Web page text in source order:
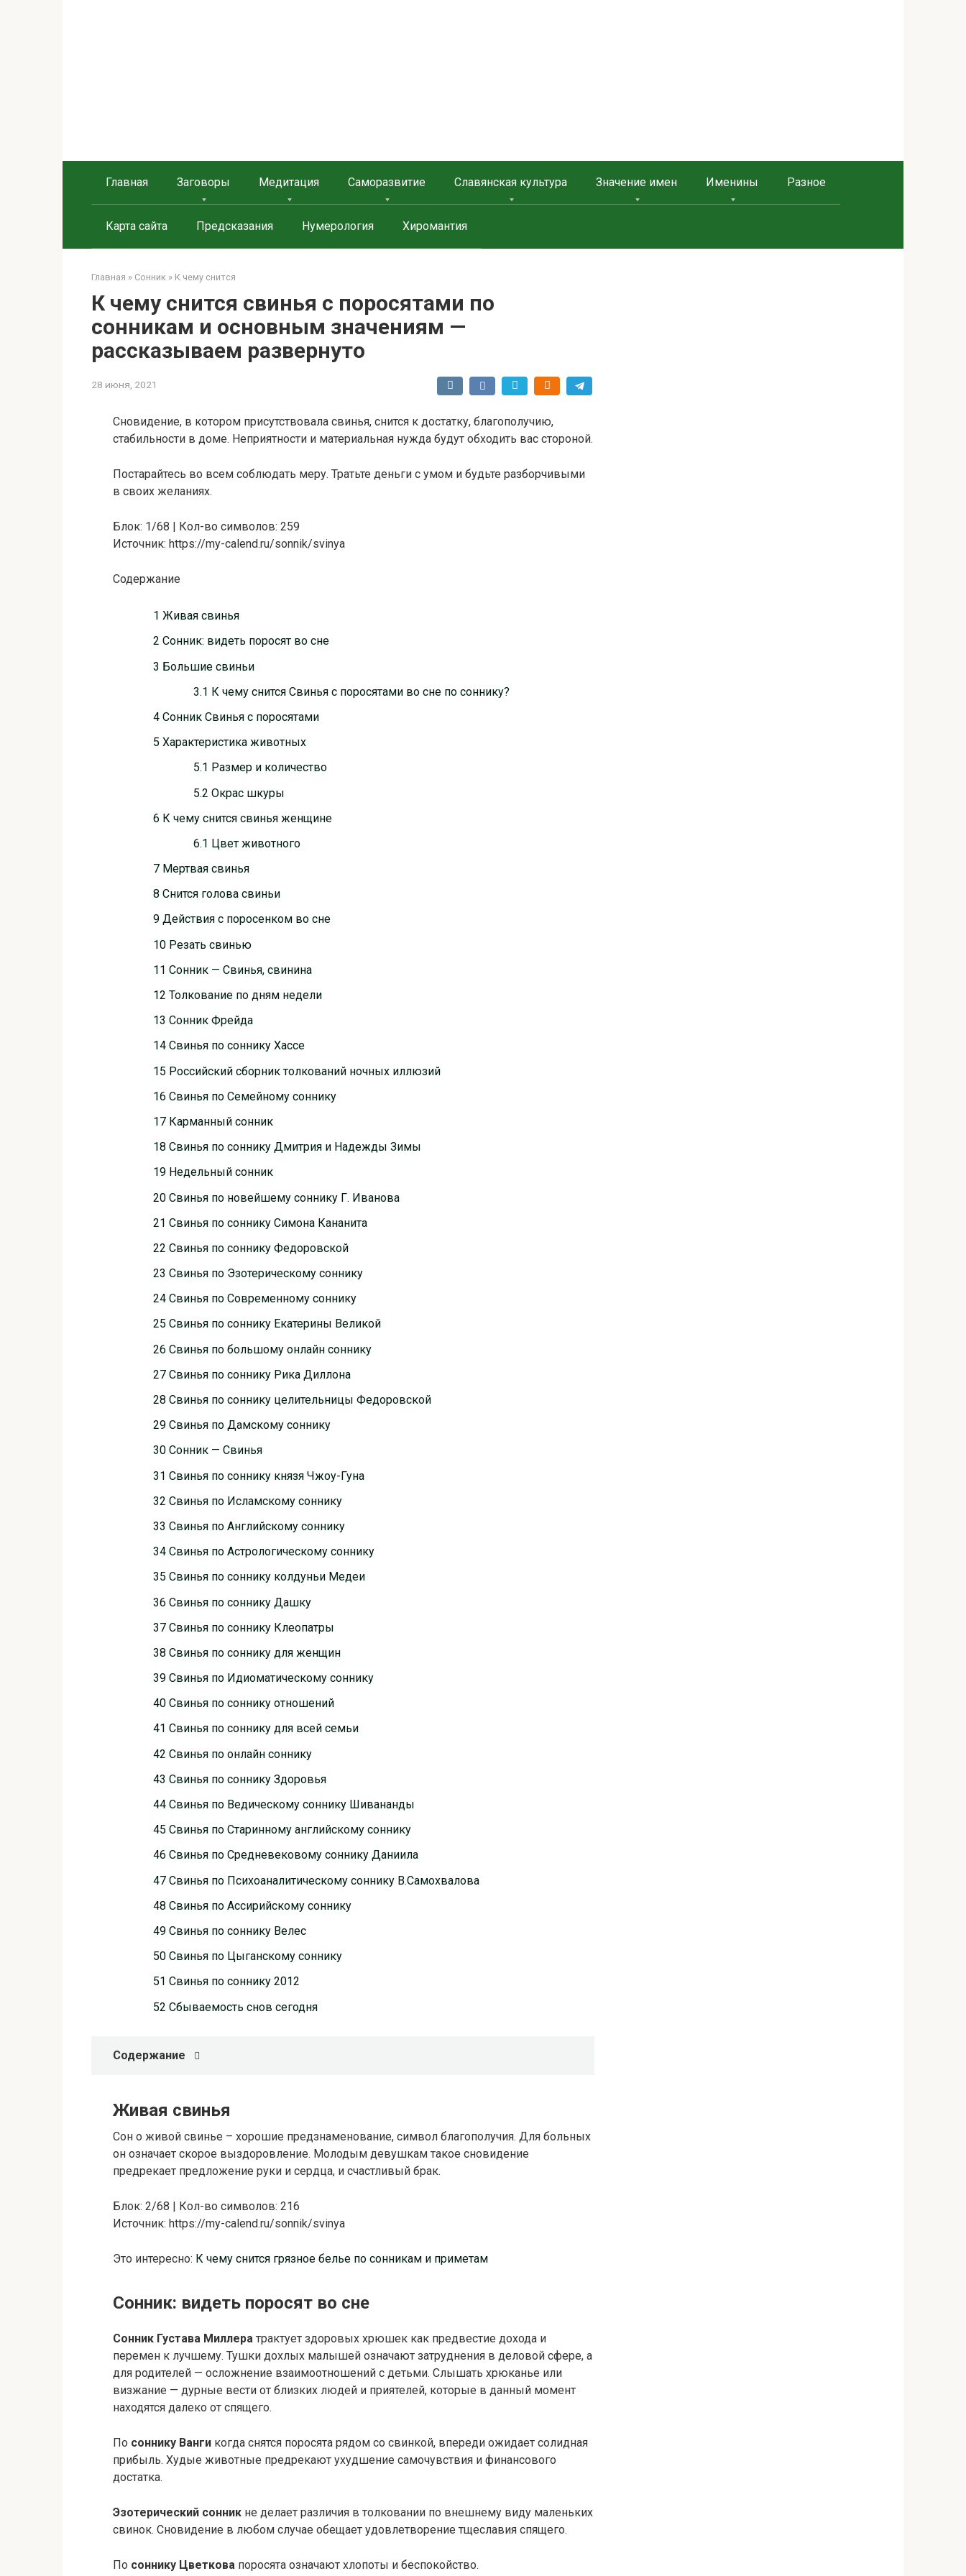
Главная Заговоры Медитация Саморазвитие Славянская культура Значение имен Именины Разное
Карта сайта Предсказания Нумерология Хиромантия
Главная » Сонник » К чему снится
К чему снится свинья с поросятами по
сонникам и основным значениям —
рассказываем развернуто
28 июня, 2021
Сновидение, в котором присутствовала свинья, снится к достатку, благополучию,
стабильности в доме. Неприятности и материальная нужда будут обходить вас стороной.
Постарайтесь во всем соблюдать меру. Тратьте деньги с умом и будьте разборчивыми
в своих желаниях.
Блок: 1/68 | Кол-во символов: 259
Источник: https://my-calend.ru/sonnik/svinya
Содержание
1 Живая свинья
2 Сонник: видеть поросят во сне
3 Большие свиньи
3.1 К чему снится Свинья с поросятами во сне по соннику?
4 Сонник Свинья с поросятами
5 Характеристика животных
5.1 Размер и количество
5.2 Окрас шкуры
6 К чему снится свинья женщине
6.1 Цвет животного
7 Мертвая свинья
8 Снится голова свиньи
9 Действия с поросенком во сне
10 Резать свинью
11 Сонник — Свинья, свинина
12 Толкование по дням недели
13 Сонник Фрейда
14 Свинья по соннику Хассе
15 Российский сборник толкований ночных иллюзий
16 Свинья по Семейному соннику
17 Карманный сонник
18 Свинья по соннику Дмитрия и Надежды Зимы
19 Недельный сонник
20 Свинья по новейшему соннику Г. Иванова
21 Свинья по соннику Симона Кананита
22 Свинья по соннику Федоровской
23 Свинья по Эзотерическому соннику
24 Свинья по Современному соннику
25 Свинья по соннику Екатерины Великой
26 Свинья по большому онлайн соннику
27 Свинья по соннику Рика Диллона
28 Свинья по соннику целительницы Федоровской
29 Свинья по Дамскому соннику
30 Сонник — Свинья
31 Свинья по соннику князя Чжоу-Гуна
32 Свинья по Исламскому соннику
33 Свинья по Английскому соннику
34 Свинья по Астрологическому соннику
35 Свинья по соннику колдуньи Медеи
36 Свинья по соннику Дашку
37 Свинья по соннику Клеопатры
38 Свинья по соннику для женщин
39 Свинья по Идиоматическому соннику
40 Свинья по соннику отношений
41 Свинья по соннику для всей семьи
42 Свинья по онлайн соннику
43 Свинья по соннику Здоровья
44 Свинья по Ведическому соннику Шивананды
45 Свинья по Старинному английскому соннику
46 Свинья по Средневековому соннику Даниила
47 Свинья по Психоаналитическому соннику В.Самохвалова
48 Свинья по Ассирийскому соннику
49 Свинья по соннику Велес
50 Свинья по Цыганскому соннику
51 Свинья по соннику 2012
52 Сбываемость снов сегодня
Содержание
Живая свинья
Сон о живой свинье – хорошие предзнаменование, символ благополучия. Для больных
он означает скорое выздоровление. Молодым девушкам такое сновидение
предрекает предложение руки и сердца, и счастливый брак.
Блок: 2/68 | Кол-во символов: 216
Источник: https://my-calend.ru/sonnik/svinya
Это интересно: К чему снится грязное белье по сонникам и приметам
Сонник: видеть поросят во сне
Сонник Густава Миллера трактует здоровых хрюшек как предвестие дохода и
перемен к лучшему. Тушки дохлых малышей означают затруднения в деловой сфере, а
для родителей — осложнение взаимоотношений с детьми. Слышать хрюканье или
визжание — дурные вести от близких людей и приятелей, которые в данный момент
находятся далеко от спящего.
По соннику Ванги когда снятся поросята рядом со свинкой, впереди ожидает солидная
прибыль. Худые животные предрекают ухудшение самочувствия и финансового
достатка.
Эзотерический сонник не делает различия в толковании по внешнему виду маленьких
свинок. Сновидение в любом случае обещает удовлетворение тщеславия спящего.
По соннику Цветкова поросята означают хлопоты и беспокойство.